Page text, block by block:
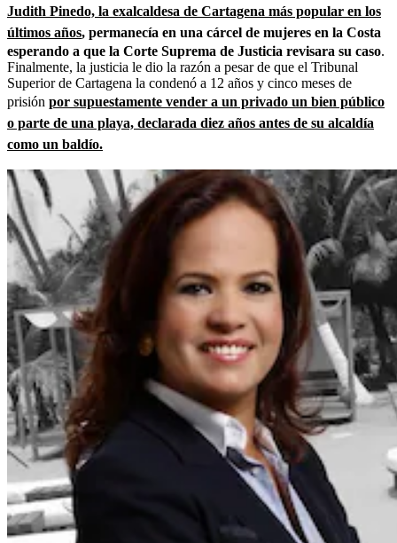
Judith Pinedo, la exalcaldesa de Cartagena más popular en los
últimos años, permanecía en una cárcel de mujeres en la Costa
esperando a que la Corte Suprema de Justicia revisara su caso.
Finalmente, la justicia le dio la razón a pesar de que el Tribunal
Superior de Cartagena la condenó a 12 años y cinco meses de
prisión por supuestamente vender a un privado un bien público
o parte de una playa, declarada diez años antes de su alcaldía
como un baldío.